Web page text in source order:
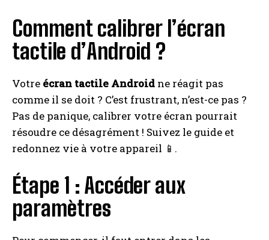
Comment calibrer l’écran
tactile d’Android ?
Votre écran tactile Android ne réagit pas
comme il se doit ? C’est frustrant, n’est-ce pas ?
Pas de panique, calibrer votre écran pourrait
résoudre ce désagrément ! Suivez le guide et
redonnez vie à votre appareil 📱.
Étape 1 : Accéder aux
paramètres